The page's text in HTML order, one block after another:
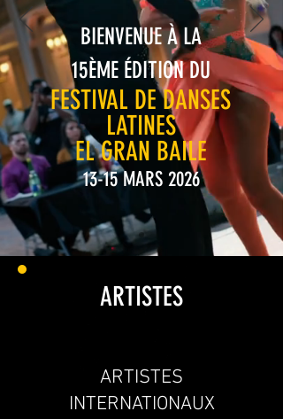
BIENVENUE À LA
15ÈME ÉDITION DU
FESTIVAL DE DANSES
LATINES
EL GRAN BAILE
13-15 MARS 2026
ARTISTES
ARTISTES
INTERNATIONAUX